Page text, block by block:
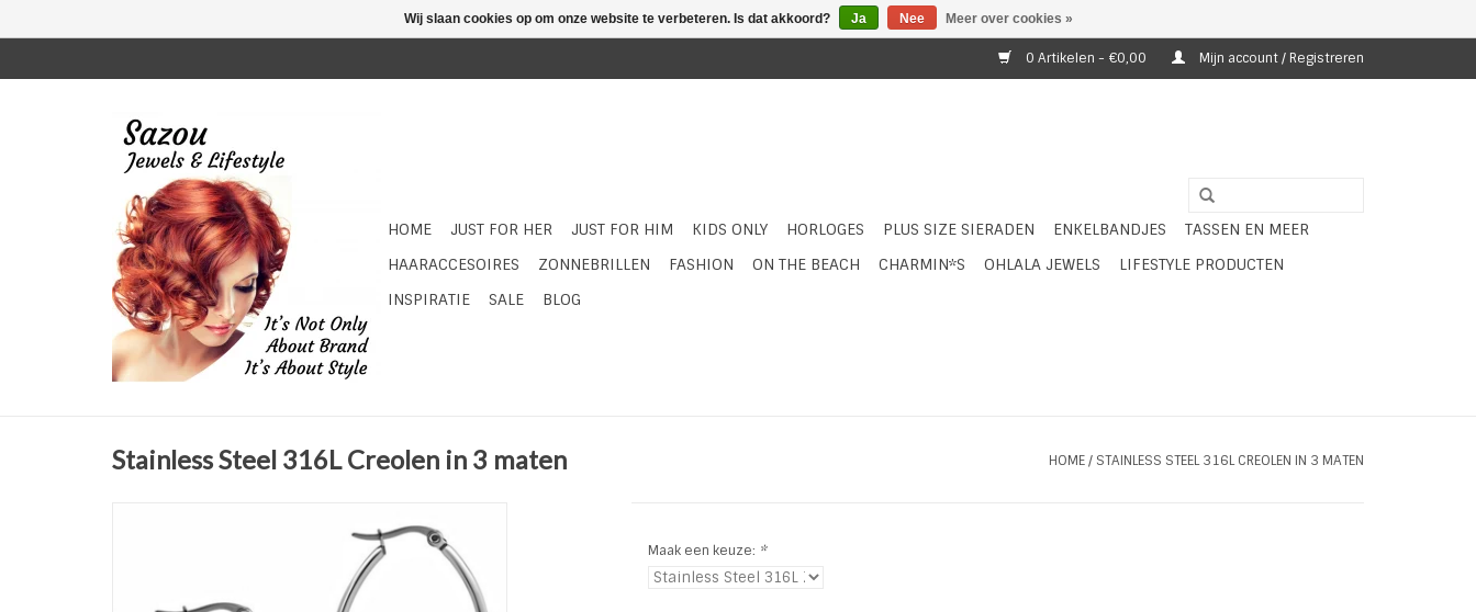
0 Artikelen - €0,00 Mijn account / Registreren
HOME JUST FOR HER JUST FOR HIM KIDS ONLY HORLOGES PLUS SIZE SIERADEN ENKELBANDJES
TASSEN EN MEER
HAARACCESOIRES
ZONNEBRILLEN FASHION ON THE BEACH CHARMIN*S OHLALA JEWELS
LIFESTYLE PRODUCTEN
INSPIRATIE
SALE BLOG
Stainless Steel 316L Creolen in 3 maten HOME/ STAINLESS STEEL 316L CREOLEN IN 3 MATEN
Maak een keuze: *
Wij slaan cookies op om onze website te verbeteren. Is dat akkoord? Ja Nee Meer over cookies »